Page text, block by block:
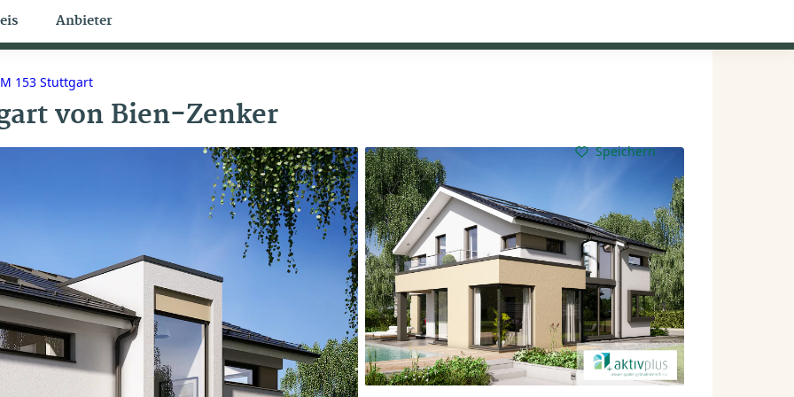
Bungalow Themen
M 153 Stuttgart
Speichern
von Bien-Zenker
Anbieter